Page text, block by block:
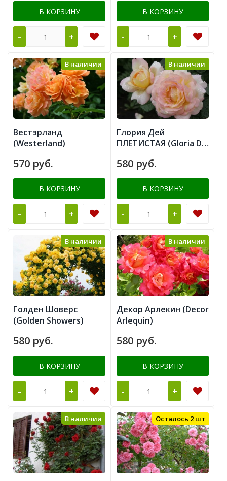
В КОРЗИНУ
- +
В КОРЗИНУ
- +
В наличии
Вестэрланд
(Westerland)
570 руб.
В КОРЗИНУ
- +
В наличии
Глория Дей
ПЛЕТИСТАЯ (Gloria Dei
580 руб.
В КОРЗИНУ
- +
В наличии
Голден Шоверс
(Golden Showers)
580 руб.
В КОРЗИНУ
- +
В наличии
Декор Арлекин (Decor
Arlequin)
580 руб.
В КОРЗИНУ
- +
В наличии Осталось 2 шт